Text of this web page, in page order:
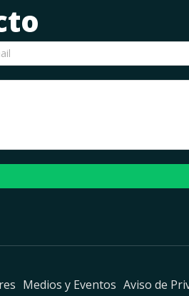
Medios y Eventos Aviso de